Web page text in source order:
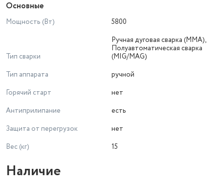
Основные
Мощность (Вт) 5800
Тип сварки
Ручная дуговая сварка (MMA),
Полуавтоматическая сварка
(MIG/MAG)
Тип аппарата
ручной
Горячий старт
нет
Антиприлипание
есть
Защита от перегрузок
нет
Вес (кг)
15
Наличие